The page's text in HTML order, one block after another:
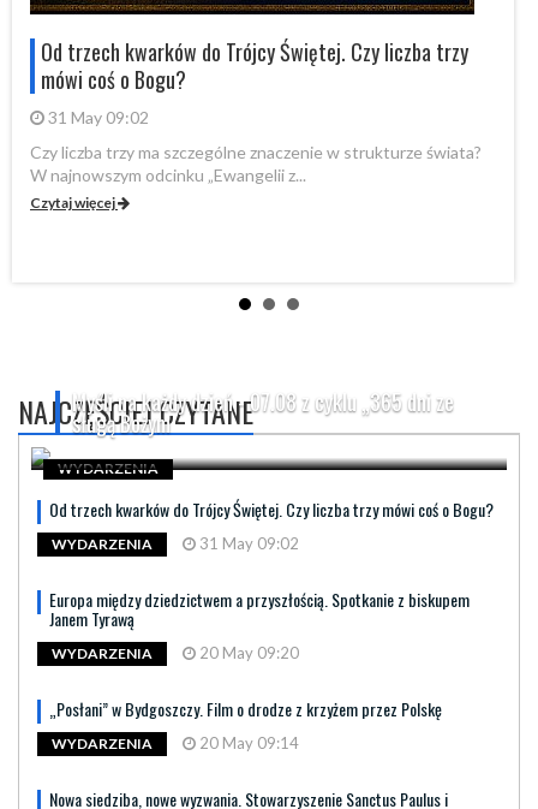
Od trzech kwarków do Trójcy Świętej. Czy liczba trzy
mówi coś o Bogu?
31 May 09:02
Czy liczba trzy ma szczególne znaczenie w strukturze świata?
W najnowszym odcinku „Ewangelii z...
Czytaj więcej
NAJCZĘŚCIEJ CZYTANE
Myśli na każdy dzień - 07.08 z cyklu „365 dni ze
sługą Bożym
WYDARZENIA
Od trzech kwarków do Trójcy Świętej. Czy liczba trzy mówi coś o Bogu?
WYDARZENIA 31 May 09:02
Europa między dziedzictwem a przyszłością. Spotkanie z biskupem
Janem Tyrawą
WYDARZENIA 20 May 09:20
„Posłani” w Bydgoszczy. Film o drodze z krzyżem przez Polskę
WYDARZENIA 20 May 09:14
Nowa siedziba, nowe wyzwania. Stowarzyszenie Sanctus Paulus i